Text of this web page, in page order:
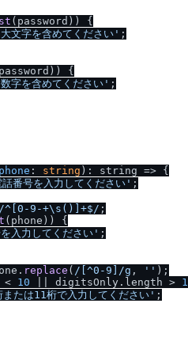
(password)) {
文字を含めてください' ;
{
字を含めてください' ;
phone : string ): string => {
番号を入力してください' ;
/^[0-9-+\s()]+$/ ;
(phone)) {
入力してください' ;
replace ( / [^0-9] /g , '' );
< 10 || digitsOnly. length >
たは11桁で入力してください' ;